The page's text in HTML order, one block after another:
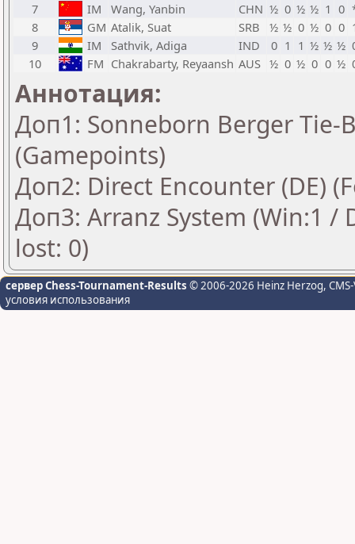
7
IM Wang, Yanbin CHN ½ 0 ½ ½ 1 0
8
GM Atalik, Suat SRB ½ ½ 0 ½ 0 0
9
IM Sathvik, Adiga IND 0 1 1 ½ ½ ½
10
FM Chakrabarty, Reyaansh AUS ½ 0 ½ 0 0 ½
Аннотация:
Доп1: Sonneborn Berger Tie-
(Gamepoints)
Доп2: Direct Encounter (DE)
Доп3: Arranz System (Win:1 /
lost: 0)
сервер Chess-Tournament-Results © 2006-2026 Heinz Herzog,
условия использования